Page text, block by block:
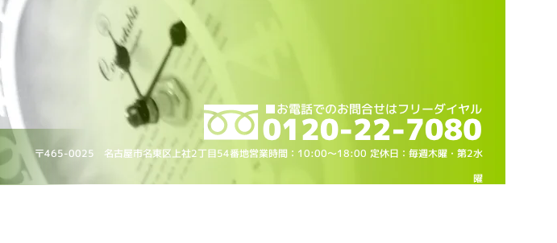
〒465-0025 名古屋市名東区上社2丁目54番地営業時間：10:00～18:00 定休日：毎週木曜・第2水
曜